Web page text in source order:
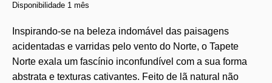
Disponibilidade 1 mês
Inspirando-se na beleza indomável das paisagens
acidentadas e varridas pelo vento do Norte, o Tapete
Norte exala um fascínio inconfundível com a sua forma
abstrata e texturas cativantes. Feito de lã natural não